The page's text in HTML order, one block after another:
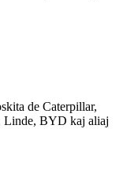
de Caterpillar,
Linde, BYD kaj aliaj